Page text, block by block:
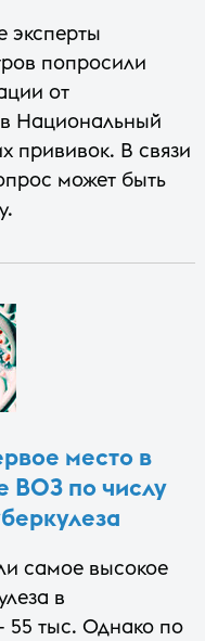
эксперты
попросили
от
Национальный
прививок. В связи
может быть
место в
ВОЗ по числу
самое высокое
в
55 тыс. Однако по